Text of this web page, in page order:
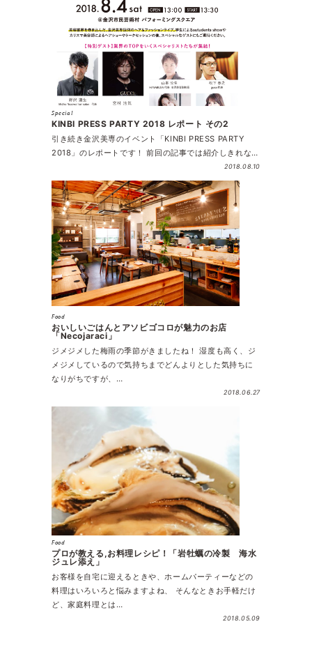
Special
KINBI PRESS PARTY 2018 レポート その2
引き続き金沢美専のイベント「KINBI PRESS PARTY
2018」のレポートです！ 前回の記事では紹介しきれな…
2018.08.10
Food
おいしいごはんとアソビゴコロが魅力のお店
「Necojaraci」
ジメジメした梅雨の季節がきましたね！ 湿度も高く、ジ
メジメしているので気持ちまでどんよりとした気持ちに
なりがちですが、…
2018.06.27
Food
プロが教える,お料理レシピ！「岩牡蠣の冷製 海水
ジュレ添え」
お客様を自宅に迎えるときや、ホームパーティーなどの
料理はいろいろと悩みますよね、 そんなときお手軽だけ
ど、家庭料理とは…
2018.05.09